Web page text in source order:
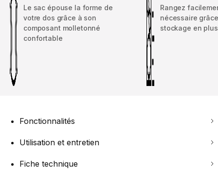
Le sac épouse la forme de
votre dos grâce à son
composant molletonné
confortable
Rangez
nécessaire
stockage en
Fonctionnalités
Utilisation et entretien
Fiche technique